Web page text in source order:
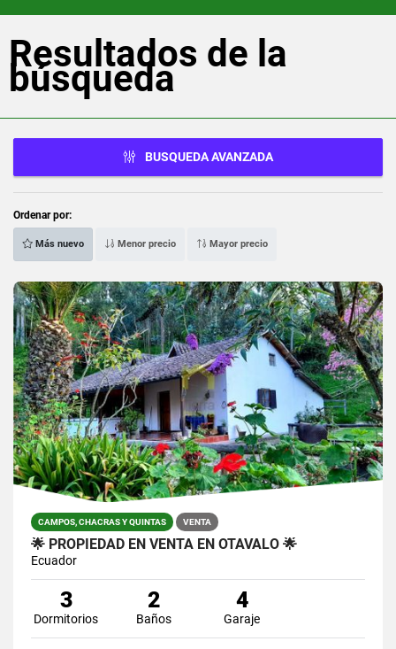
Resultados de la
búsqueda
BUSQUEDA AVANZADA
Ordenar por:
Más nuevo Menor precio Mayor precio
CAMPOS, CHACRAS Y QUINTAS VENTA
🌟 PROPIEDAD EN VENTA EN OTAVALO 🌟
Ecuador
3
Dormitorios
2
Baños
4
Garaje